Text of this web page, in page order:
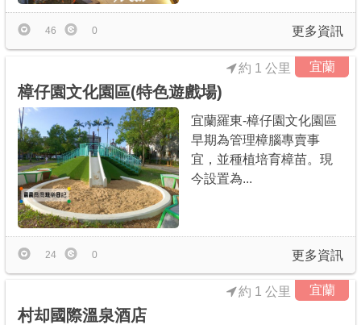
更多資訊
46 0
宜蘭
樟仔園文化園區(特色遊戲場)
約 1 公里
宜蘭羅東-樟仔園文化園區
早期為管理樟腦專賣事
宜，並種植培育樟苗。現
今設置為...
更多資訊
24 0
宜蘭
村却國際溫泉酒店
約 1 公里